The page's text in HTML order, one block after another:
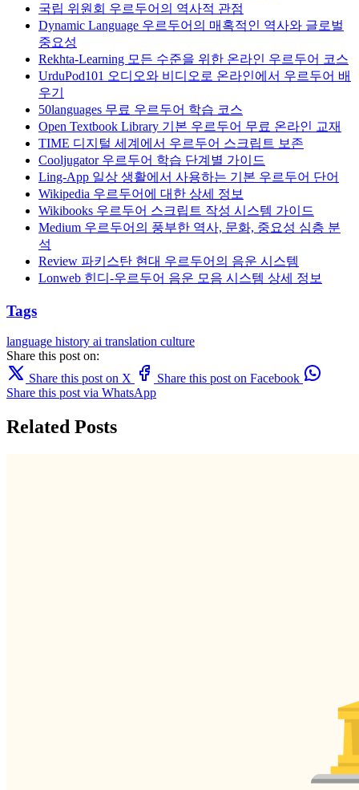
국립 위원회 우르두어의 역사적 관점
Dynamic Language 우르두어의 매혹적인 역사와 글로벌
중요성
Rekhta-Learning 모든 수준을 위한 온라인 우르두어 코스
UrduPod101 오디오와 비디오로 온라인에서 우르두어 배
우기
50languages 무료 우르두어 학습 코스
Open Textbook Library 기본 우르두어 무료 온라인 교재
TIME 디지털 세계에서 우르두어 스크립트 보존
Cooljugator 우르두어 학습 단계별 가이드
Ling-App 일상 생활에서 사용하는 기본 우르두어 단어
Wikipedia 우르두어에 대한 상세 정보
Wikibooks 우르두어 스크립트 작성 시스템 가이드
Medium 우르두어의 풍부한 역사, 문화, 중요성 심층 분
석
Review 파키스탄 현대 우르두어의 음운 시스템
Lonweb 힌디-우르두어 음운 모음 시스템 상세 정보
Tags
language history ai translation culture
Share this post on:
Share this post on X
Share this post on Facebook
Share this post via WhatsApp
Related Posts